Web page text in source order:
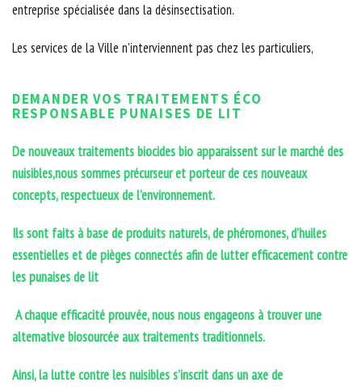
entreprise spécialisée dans la désinsectisation.
Les services de la Ville n’interviennent pas chez les particuliers,
DEMANDER VOS TRAITEMENTS ÉCO
RESPONSABLE PUNAISES DE LIT
De nouveaux traitements biocides bio apparaissent sur le marché des
nuisibles,nous sommes précurseur et porteur de ces nouveaux
concepts, respectueux de l’environnement.
Ils sont faits à base de produits naturels, de phéromones, d’huiles
essentielles et de pièges connectés afin de lutter efficacement contre
les punaises de lit
A chaque efficacité prouvée, nous nous engageons à trouver une
alternative biosourcée aux traitements traditionnels.
Ainsi, la lutte contre les nuisibles s’inscrit dans un axe de